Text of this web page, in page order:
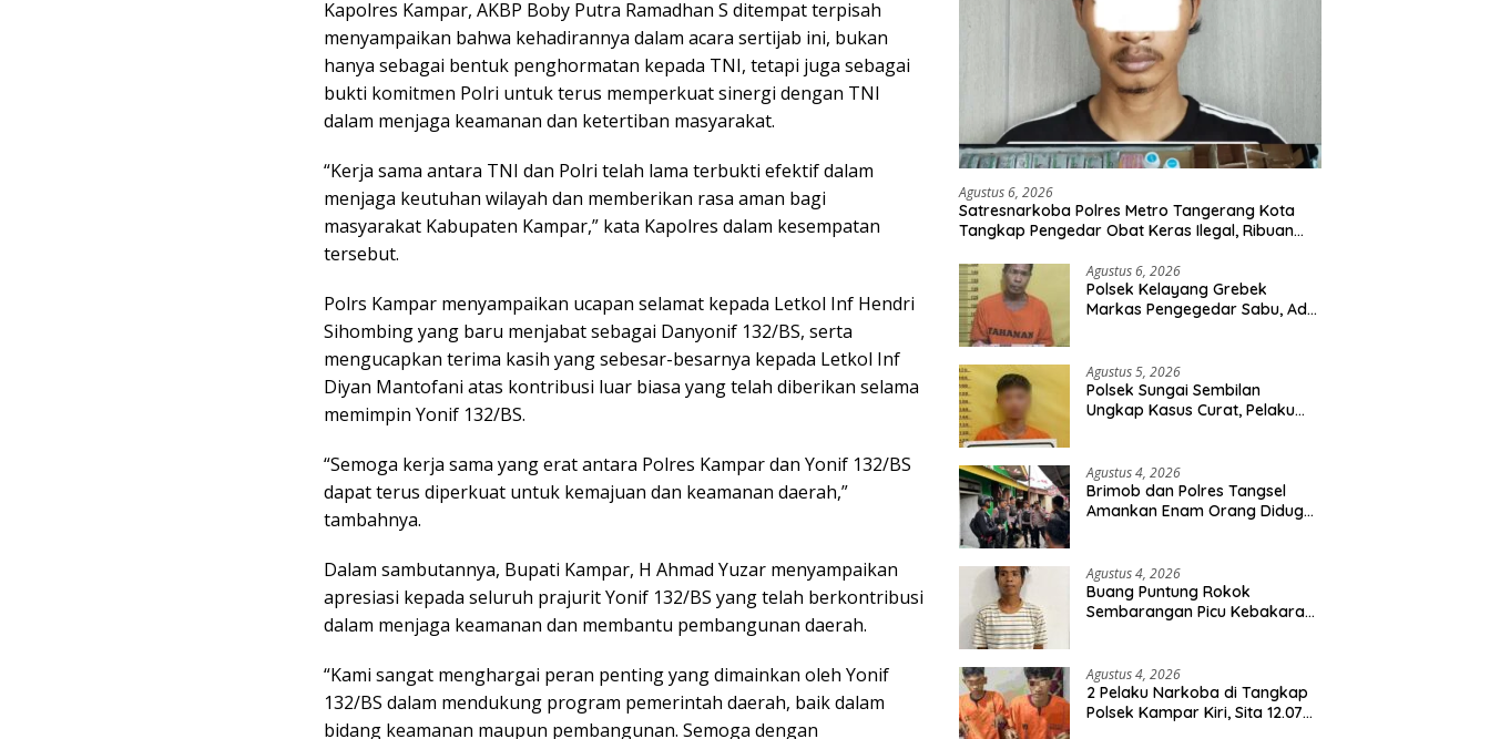
Kapolres Kampar, AKBP Boby Putra Ramadhan S ditempat terpisah
menyampaikan bahwa kehadirannya dalam acara sertijab ini, bukan
hanya sebagai bentuk penghormatan kepada TNI, tetapi juga sebagai
bukti komitmen Polri untuk terus memperkuat sinergi dengan TNI
dalam menjaga keamanan dan ketertiban masyarakat.
“Kerja sama antara TNI dan Polri telah lama terbukti efektif dalam
menjaga keutuhan wilayah dan memberikan rasa aman bagi
masyarakat Kabupaten Kampar,” kata Kapolres dalam kesempatan
tersebut.
Polrs Kampar menyampaikan ucapan selamat kepada Letkol Inf Hendri
Sihombing yang baru menjabat sebagai Danyonif 132/BS, serta
mengucapkan terima kasih yang sebesar-besarnya kepada Letkol Inf
Diyan Mantofani atas kontribusi luar biasa yang telah diberikan selama
memimpin Yonif 132/BS.
“Semoga kerja sama yang erat antara Polres Kampar dan Yonif 132/BS
dapat terus diperkuat untuk kemajuan dan keamanan daerah,”
tambahnya.
Dalam sambutannya, Bupati Kampar, H Ahmad Yuzar menyampaikan
apresiasi kepada seluruh prajurit Yonif 132/BS yang telah berkontribusi
dalam menjaga keamanan dan membantu pembangunan daerah.
“Kami sangat menghargai peran penting yang dimainkan oleh Yonif
132/BS dalam mendukung program pemerintah daerah, baik dalam
bidang keamanan maupun pembangunan. Semoga dengan
Agustus 6, 2026
Satresnarkoba Polres Metro Tangerang Kota
Tangkap Pengedar Obat Keras Ilegal, Ribuan
Agustus 6, 2026
Polsek Kelayang Grebek
Markas Pengegedar Sabu, Ada
Agustus 5, 2026
Polsek Sungai Sembilan
Ungkap Kasus Curat, Pelaku
Agustus 4, 2026
Brimob dan Polres Tangsel
Amankan Enam Orang Diduga
Agustus 4, 2026
Buang Puntung Rokok
Sembarangan Picu Kebakaran
Agustus 4, 2026
2 Pelaku Narkoba di Tangkap
Polsek Kampar Kiri, Sita 12.07